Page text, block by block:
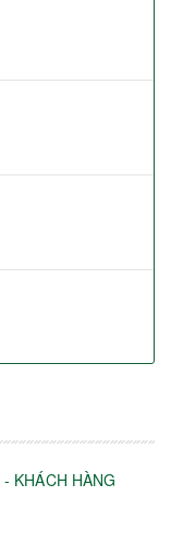
KHÁCH HÀNG